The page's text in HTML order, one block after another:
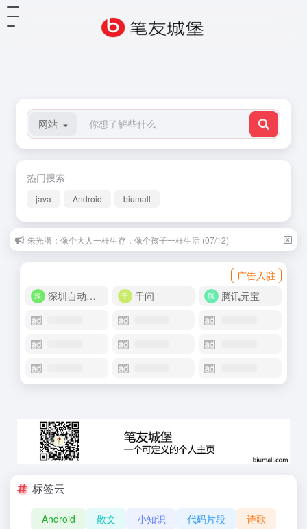
网站
热门搜索
java Android biumall
朱光潜：像个大人一样生存，像个孩子一样生活 (07/12)
广告入驻
深圳自动化商城
千问 腾讯元宝
标签云
Android 散文 小知识 代码片段
诗歌